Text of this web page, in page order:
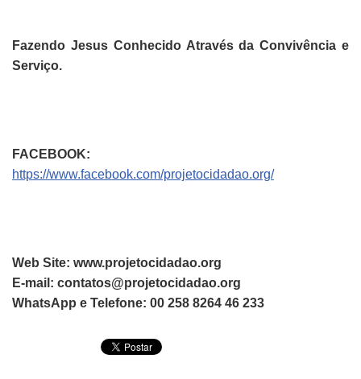
Fazendo Jesus Conhecido Através da Convivência e
Serviço.
FACEBOOK:
https://www.facebook.com/projetocidadao.org/
Web Site: www.projetocidadao.org
E-mail: contatos@projetocidadao.org
WhatsApp e Telefone: 00 258 8264 46 233